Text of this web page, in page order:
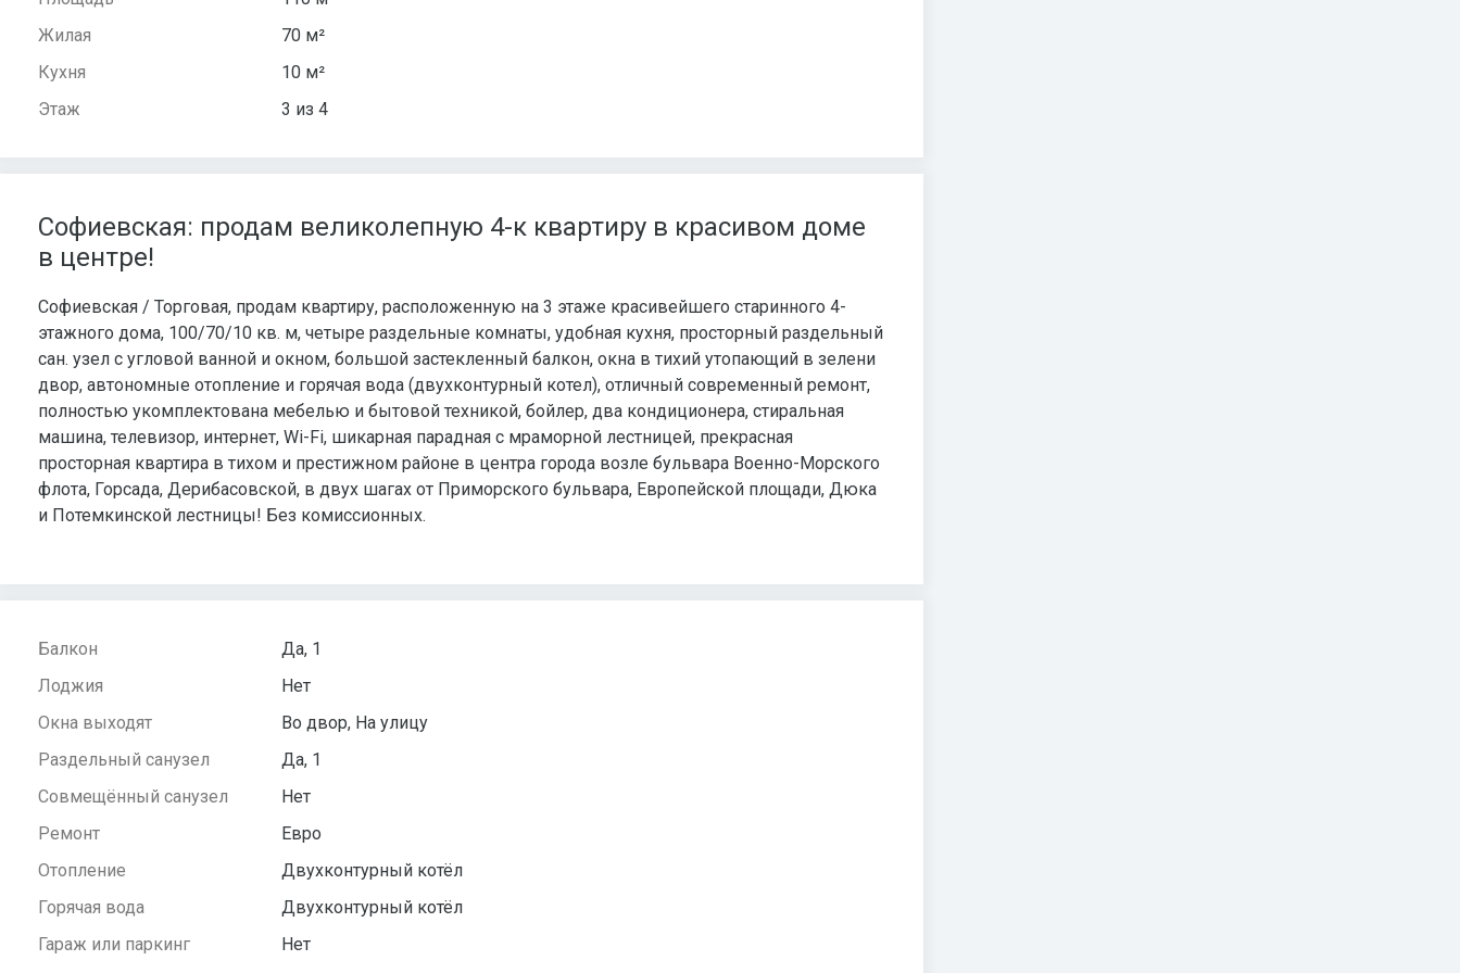
Жилая
70 м²
Кухня
10 м²
Этаж
3 из 4
Софиевская: продам великолепную 4-к квартиру в красивом доме
в центре!
Софиевская / Торговая, продам квартиру, расположенную на 3 этаже красивейшего старинного 4-
этажного дома, 100/70/10 кв. м, четыре раздельные комнаты, удобная кухня, просторный раздельный
сан. узел с угловой ванной и окном, большой застекленный балкон, окна в тихий утопающий в зелени
двор, автономные отопление и горячая вода (двухконтурный котел), отличный современный ремонт,
полностью укомплектована мебелью и бытовой техникой, бойлер, два кондиционера, стиральная
машина, телевизор, интернет, Wi-Fi, шикарная парадная с мраморной лестницей, прекрасная
просторная квартира в тихом и престижном районе в центра города возле бульвара Военно-Морского
флота, Горсада, Дерибасовской, в двух шагах от Приморского бульвара, Европейской площади, Дюка
и Потемкинской лестницы! Без комиссионных.
Балкон
Да, 1
Лоджия
Нет
Окна выходят
Во двор, На улицу
Раздельный санузел
Да, 1
Совмещённый санузел
Нет
Ремонт
Евро
Отопление
Двухконтурный котёл
Горячая вода
Двухконтурный котёл
Гараж или паркинг
Нет